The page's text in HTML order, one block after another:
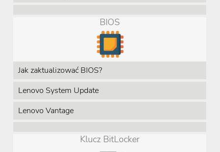
BIOS
Jak zaktualizować BIOS?
Lenovo System Update
Lenovo Vantage
Klucz BitLocker